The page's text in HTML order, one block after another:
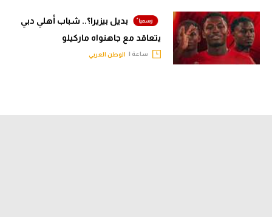
بديل بيزيرا؟.. شباب أهلي دبي
يتعاقد مع جاهنواه ماركيلو
ساعة | الوطن العربي